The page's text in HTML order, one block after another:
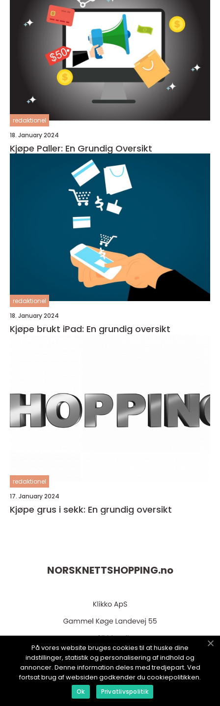
redaktionel
18. January 2024
Kjøpe Paller: En Grundig Oversikt
redaktionel
18. January 2024
Kjøpe brukt iPad: En grundig oversikt
redaktionel
17. January 2024
Kjøpe grus i sekk: En grundig oversikt
NORSKNETTSHOPPING.no
web:www.klikko.dk
På vores website bruges cookies til at huske dine
indstillinger, statistik og personalisering af indhold og
annoncer. Denne information deles med tredjepart. Ved
fortsat brug af websiden godkender du cookiepolitikken.
Ok Privatlivspolitik